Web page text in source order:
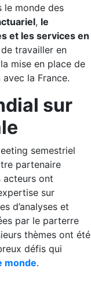
le monde des
, le
et les services en
travailler en
mise en place de
la France.
sur
semestriel
partenaire
acteurs ont
sur
d’analyses et
par le parterre
thèmes ont été
défis qui
monde.